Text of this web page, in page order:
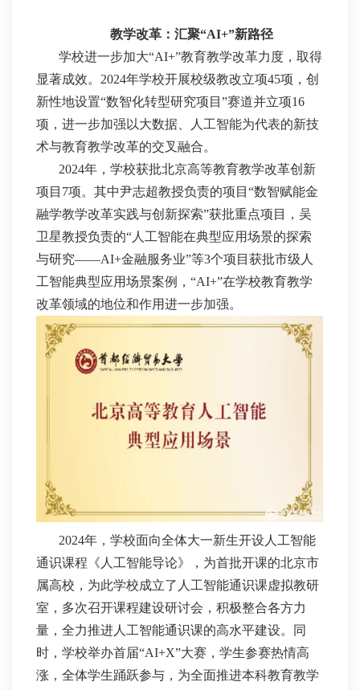
教学改革：汇聚“AI+”新路径
学校进一步加大“AI+”教育教学改革力度，取得
显著成效。2024年学校开展校级教改立项45项，创
新性地设置“数智化转型研究项目”赛道并立项16
项，进一步加强以大数据、人工智能为代表的新技
术与教育教学改革的交叉融合。
2024年，学校获批北京高等教育教学改革创新
项目7项。其中尹志超教授负责的项目“数智赋能金
融学教学改革实践与创新探索”获批重点项目，吴
卫星教授负责的“人工智能在典型应用场景的探索
与研究——AI+金融服务业”等3个项目获批市级人
工智能典型应用场景案例，“AI+”在学校教育教学
改革领域的地位和作用进一步加强。
2024年，学校面向全体大一新生开设人工智能
通识课程《人工智能导论》，为首批开课的北京市
属高校，为此学校成立了人工智能通识课虚拟教研
室，多次召开课程建设研讨会，积极整合各方力
量，全力推进人工智能通识课的高水平建设。同
时，学校举办首届“AI+X”大赛，学生参赛热情高
涨，全体学生踊跃参与，为全面推进本科教育教学